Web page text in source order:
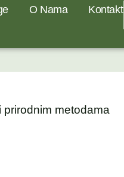
O Nama Kontakt
metodama